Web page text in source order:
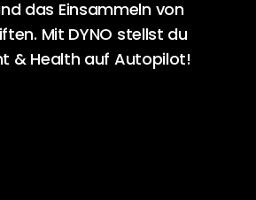
das Einsammeln von
Mit DYNO stellst du
& Health auf Autopilot!